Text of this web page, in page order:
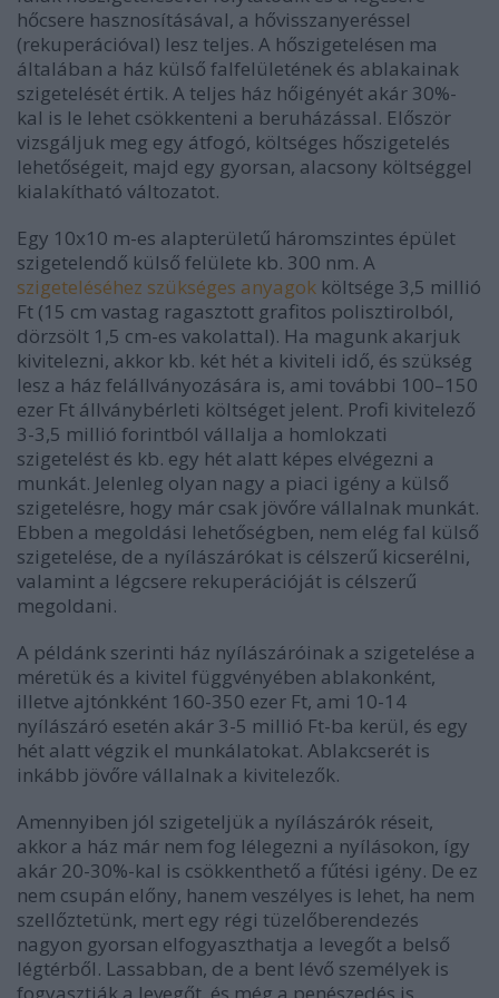
hőcsere hasznosításával, a hővisszanyeréssel
(rekuperációval) lesz teljes. A hőszigetelésen ma
általában a ház külső falfelületének és ablakainak
szigetelését értik. A teljes ház hőigényét akár 30%-
kal is le lehet csökkenteni a beruházással. Először
vizsgáljuk meg egy átfogó, költséges hőszigetelés
lehetőségeit, majd egy gyorsan, alacsony költséggel
kialakítható változatot.
Egy 10x10 m-es alapterületű háromszintes épület
szigetelendő külső felülete kb. 300 nm. A
szigeteléséhez szükséges anyagok költsége 3,5 millió
Ft (15 cm vastag ragasztott grafitos polisztirolból,
dörzsölt 1,5 cm-es vakolattal). Ha magunk akarjuk
kivitelezni, akkor kb. két hét a kiviteli idő, és szükség
lesz a ház felállványozására is, ami további 100–150
ezer Ft állványbérleti költséget jelent. Profi kivitelező
3-3,5 millió forintból vállalja a homlokzati
szigetelést és kb. egy hét alatt képes elvégezni a
munkát. Jelenleg olyan nagy a piaci igény a külső
szigetelésre, hogy már csak jövőre vállalnak munkát.
Ebben a megoldási lehetőségben, nem elég fal külső
szigetelése, de a nyílászárókat is célszerű kicserélni,
valamint a légcsere rekuperációját is célszerű
megoldani.
A példánk szerinti ház nyílászáróinak a szigetelése a
méretük és a kivitel függvényében ablakonként,
illetve ajtónkként 160-350 ezer Ft, ami 10-14
nyílászáró esetén akár 3-5 millió Ft-ba kerül, és egy
hét alatt végzik el munkálatokat. Ablakcserét is
inkább jövőre vállalnak a kivitelezők.
Amennyiben jól szigeteljük a nyílászárók réseit,
akkor a ház már nem fog lélegezni a nyílásokon, így
akár 20-30%-kal is csökkenthető a fűtési igény. De ez
nem csupán előny, hanem veszélyes is lehet, ha nem
szellőztetünk, mert egy régi tüzelőberendezés
nagyon gyorsan elfogyaszthatja a levegőt a belső
légtérből. Lassabban, de a bent lévő személyek is